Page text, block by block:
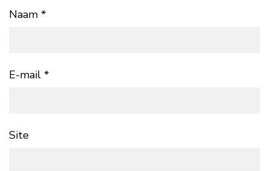
Naam *
E-mail *
Site